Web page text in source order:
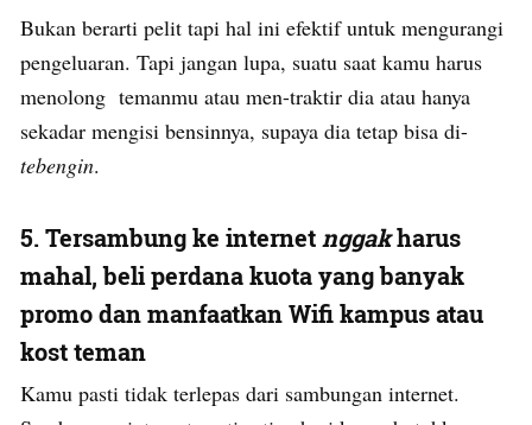
Bukan berarti pelit tapi hal ini efektif untuk mengurangi
pengeluaran. Tapi jangan lupa, suatu saat kamu harus
menolong temanmu atau men-traktir dia atau hanya
sekadar mengisi bensinnya, supaya dia tetap bisa di-
tebengin.
5. Tersambung ke internetnggakharus
mahal, beli perdana kuota yang banyak
promo dan manfaatkan Wifi kampus atau
kost teman
Kamu pasti tidak terlepas dari sambungan internet.